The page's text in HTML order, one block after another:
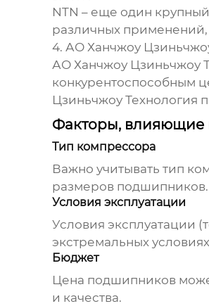
NTN – еще один
различных
4. АО Ханчжоу
АО Ханчжоу Цзиньчжоу
конкурентоспособным
Цзиньчжоу Технология
Факторы,
Тип компрессора
Важно учитывать тип
размеров подшипников.
Условия эксплуатации
Условия эксплуатации
экстремальных
Бюджет
Цена подшипников
и качества.